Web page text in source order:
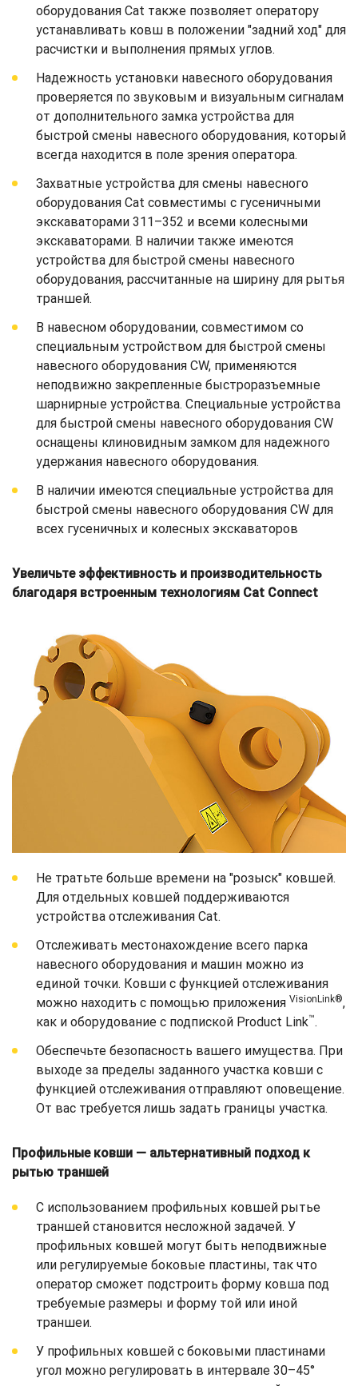
оборудования Cat также позволяет оператору
устанавливать ковш в положении "задний ход" для
расчистки и выполнения прямых углов.
Надежность установки навесного оборудования
проверяется по звуковым и визуальным сигналам
от дополнительного замка устройства для
быстрой смены навесного оборудования, который
всегда находится в поле зрения оператора.
Захватные устройства для смены навесного
оборудования Cat совместимы с гусеничными
экскаваторами 311–352 и всеми колесными
экскаваторами. В наличии также имеются
устройства для быстрой смены навесного
оборудования, рассчитанные на ширину для рытья
траншей.
В навесном оборудовании, совместимом со
специальным устройством для быстрой смены
навесного оборудования CW, применяются
неподвижно закрепленные быстроразъемные
шарнирные устройства. Специальные устройства
для быстрой смены навесного оборудования CW
оснащены клиновидным замком для надежного
удержания навесного оборудования.
В наличии имеются специальные устройства для
быстрой смены навесного оборудования CW для
всех гусеничных и колесных экскаваторов
Увеличьте эффективность и производительность
благодаря встроенным технологиям Cat Connect
Не тратьте больше времени на "розыск" ковшей.
Для отдельных ковшей поддерживаются
устройства отслеживания Cat.
Отслеживать местонахождение всего парка
навесного оборудования и машин можно из
единой точки. Ковши с функцией отслеживания
можно находить с помощью приложения VisionLink®,
как и оборудование с подпиской Product Link™.
Обеспечьте безопасность вашего имущества. При
выходе за пределы заданного участка ковши с
функцией отслеживания отправляют оповещение.
От вас требуется лишь задать границы участка.
Профильные ковши — альтернативный подход к
рытью траншей
С использованием профильных ковшей рытье
траншей становится несложной задачей. У
профильных ковшей могут быть неподвижные
или регулируемые боковые пластины, так что
оператор сможет подстроить форму ковша под
требуемые размеры и форму той или иной
траншеи.
У профильных ковшей с боковыми пластинами
угол можно регулировать в интервале 30–45°